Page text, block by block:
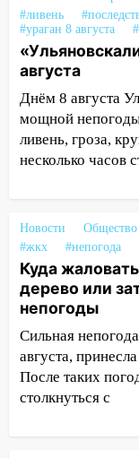
В
ветром
13:54 В
как
шторма
13:49
Ульяновск:
13:47
На
ветром
13:46
СТО на
13:35
транспорту:
сошёл с
13:22
#ливень
#ураган 8 августа
августа
Днём 8 августа
мощной
ливень, гроза,
несколько часов
Новости Общество
#жкх
#непогода
Куда
дерево или
непогоды
Сильная
августа,
После таких
столкнуться с